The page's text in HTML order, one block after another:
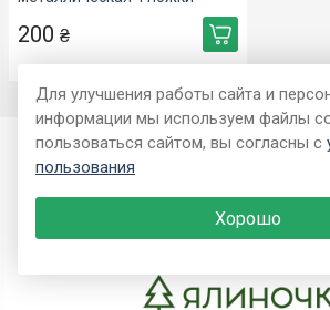
200 ₴
Для улучшения работы сайта и
информации мы используем файлы
пользоваться сайтом, вы согласны с
пользования
Хорошо